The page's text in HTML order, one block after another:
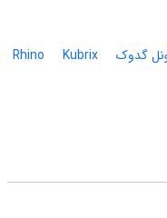
گدوک Rhino
Kubrix